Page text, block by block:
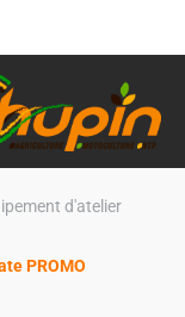
d'atelier
PROMO